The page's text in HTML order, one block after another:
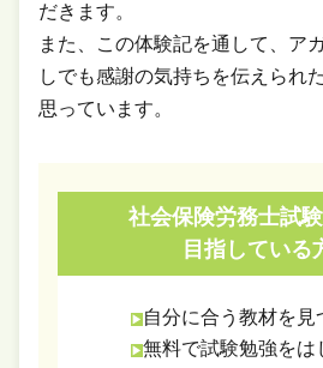
だきます。
また、この体験記を通して、ア
しでも感謝の気持ちを伝えられ
思っています。
社会保険労務士試
目指している
自分に合う教材を見
無料で試験勉強をは